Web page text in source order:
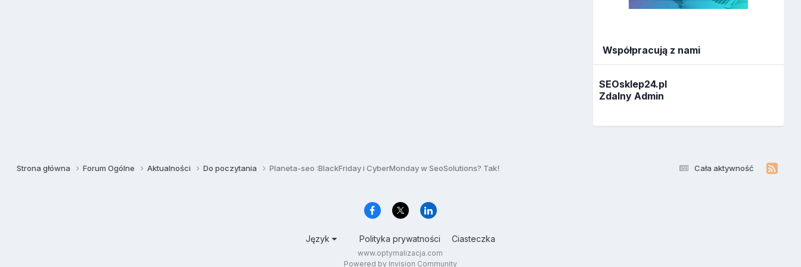
Współpracują z nami
SEOsklep24.pl
Zdalny Admin
Cała aktywność
Strona główna Forum Ogólne Aktualności Do poczytania Planeta-seo :BlackFriday i CyberMonday w SeoSolutions? Tak!
Język Polityka prywatności Ciasteczka
www.optymalizacja.com
Powered by Invision Community